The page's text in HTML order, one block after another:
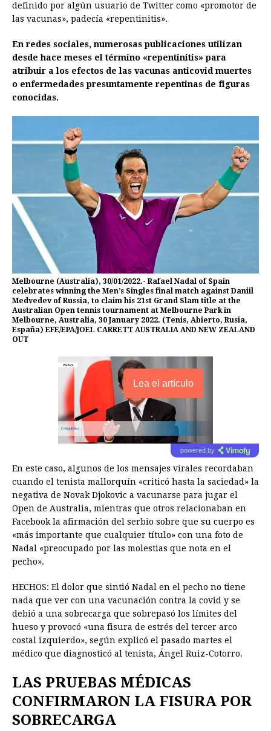
definido por algún usuario de Twitter como «promotor de
las vacunas», padecía «repentinitis».
En redes sociales, numerosas publicaciones utilizan
desde hace meses el término «repentinitis» para
atribuir a los efectos de las vacunas anticovid muertes
o enfermedades presuntamente repentinas de figuras
conocidas.
Melbourne (Australia), 30/01/2022.- Rafael Nadal of Spain
celebrates winning the Men’s Singles final match against Daniil
Medvedev of Russia, to claim his 21st Grand Slam title at the
Australian Open tennis tournament at Melbourne Park in
Melbourne, Australia, 30 January 2022. (Tenis, Abierto, Rusia,
España) EFE/EPA/JOEL CARRETT AUSTRALIA AND NEW ZEALAND
OUT
Lea el artículo
powered by
En este caso, algunos de los mensajes virales recordaban
cuando el tenista mallorquín «criticó hasta la saciedad» la
negativa de Novak Djokovic a vacunarse para jugar el
Open de Australia, mientras que otros relacionaban en
Facebook la afirmación del serbio sobre que su cuerpo es
«más importante que cualquier título» con una foto de
Nadal «preocupado por las molestias que nota en el
pecho».
HECHOS: El dolor que sintió Nadal en el pecho no tiene
nada que ver con una vacunación contra la covid y se
debió a una sobrecarga que sobrepasó los límites del
hueso y provocó «una fisura de estrés del tercer arco
costal izquierdo», según explicó el pasado martes el
médico que diagnosticó al tenista, Ángel Ruiz-Cotorro.
LAS PRUEBAS MÉDICAS
CONFIRMARON LA FISURA POR
SOBRECARGA